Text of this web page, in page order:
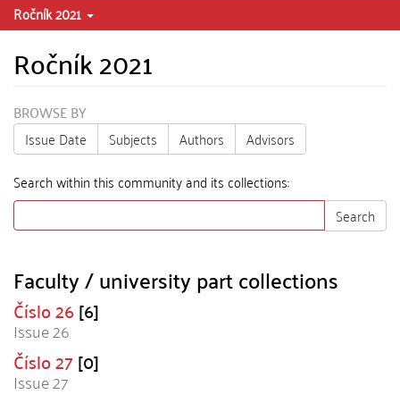
Ročník 2021
Ročník 2021
BROWSE BY
Issue Date
Subjects Authors
Advisors
Search within this community and its collections:
Search
Faculty / university part collections
Číslo 26[6]
Issue 26
Číslo 27[0]
Issue 27